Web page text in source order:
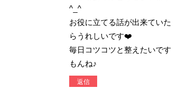
^_^
お役に立てる話が出来ていた
らうれしいです❤️
毎日コツコツと整えたいです
もんね♪
返信